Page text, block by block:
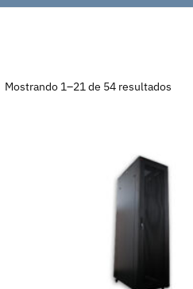
Mostrando 1–21 de 54 resultados